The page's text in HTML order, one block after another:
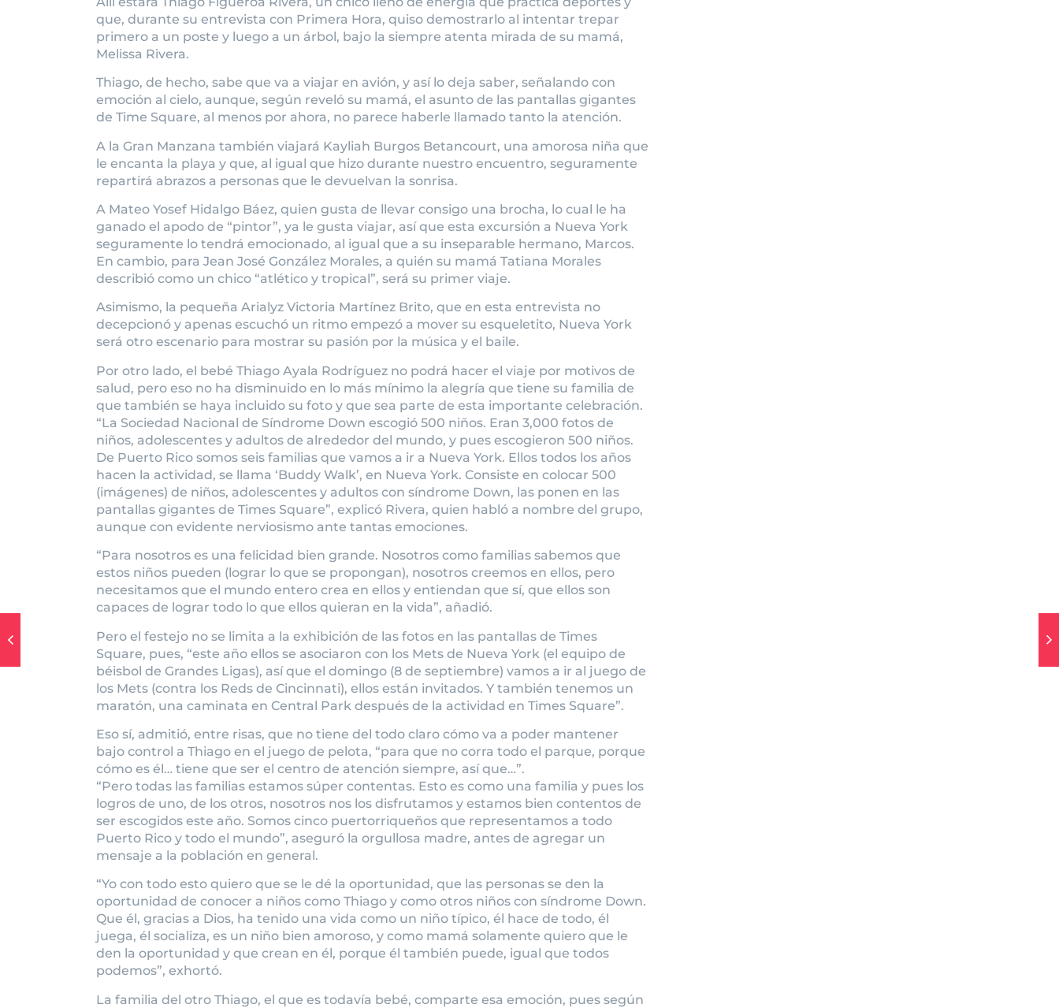
que, durante su entrevista con Primera Hora, quiso demostrarlo al intentar trepar
primero a un poste y luego a un árbol, bajo la siempre atenta mirada de su mamá,
Melissa Rivera.
Thiago, de hecho, sabe que va a viajar en avión, y así lo deja saber, señalando con
emoción al cielo, aunque, según reveló su mamá, el asunto de las pantallas gigantes
de Time Square, al menos por ahora, no parece haberle llamado tanto la atención.
A la Gran Manzana también viajará Kayliah Burgos Betancourt, una amorosa niña que
le encanta la playa y que, al igual que hizo durante nuestro encuentro, seguramente
repartirá abrazos a personas que le devuelvan la sonrisa.
A Mateo Yosef Hidalgo Báez, quien gusta de llevar consigo una brocha, lo cual le ha
ganado el apodo de “pintor”, ya le gusta viajar, así que esta excursión a Nueva York
seguramente lo tendrá emocionado, al igual que a su inseparable hermano, Marcos.
En cambio, para Jean José González Morales, a quién su mamá Tatiana Morales
describió como un chico “atlético y tropical”, será su primer viaje.
Asimismo, la pequeña Arialyz Victoria Martínez Brito, que en esta entrevista no
decepcionó y apenas escuchó un ritmo empezó a mover su esqueletito, Nueva York
será otro escenario para mostrar su pasión por la música y el baile.
Por otro lado, el bebé Thiago Ayala Rodríguez no podrá hacer el viaje por motivos de
salud, pero eso no ha disminuido en lo más mínimo la alegría que tiene su familia de
que también se haya incluido su foto y que sea parte de esta importante celebración.
“La Sociedad Nacional de Síndrome Down escogió 500 niños. Eran 3,000 fotos de
niños, adolescentes y adultos de alrededor del mundo, y pues escogieron 500 niños.
De Puerto Rico somos seis familias que vamos a ir a Nueva York. Ellos todos los años
hacen la actividad, se llama ‘Buddy Walk’, en Nueva York. Consiste en colocar 500
(imágenes) de niños, adolescentes y adultos con síndrome Down, las ponen en las
pantallas gigantes de Times Square”, explicó Rivera, quien habló a nombre del grupo,
aunque con evidente nerviosismo ante tantas emociones.
“Para nosotros es una felicidad bien grande. Nosotros como familias sabemos que
estos niños pueden (lograr lo que se propongan), nosotros creemos en ellos, pero
necesitamos que el mundo entero crea en ellos y entiendan que sí, que ellos son
capaces de lograr todo lo que ellos quieran en la vida”, añadió.
Pero el festejo no se limita a la exhibición de las fotos en las pantallas de Times
Square, pues, “este año ellos se asociaron con los Mets de Nueva York (el equipo de
béisbol de Grandes Ligas), así que el domingo (8 de septiembre) vamos a ir al juego de
los Mets (contra los Reds de Cincinnati), ellos están invitados. Y también tenemos un
maratón, una caminata en Central Park después de la actividad en Times Square”.
Eso sí, admitió, entre risas, que no tiene del todo claro cómo va a poder mantener
bajo control a Thiago en el juego de pelota, “para que no corra todo el parque, porque
cómo es él… tiene que ser el centro de atención siempre, así que…”.
“Pero todas las familias estamos súper contentas. Esto es como una familia y pues los
logros de uno, de los otros, nosotros nos los disfrutamos y estamos bien contentos de
ser escogidos este año. Somos cinco puertorriqueños que representamos a todo
Puerto Rico y todo el mundo”, aseguró la orgullosa madre, antes de agregar un
mensaje a la población en general.
“Yo con todo esto quiero que se le dé la oportunidad, que las personas se den la
oportunidad de conocer a niños como Thiago y como otros niños con síndrome Down.
Que él, gracias a Dios, ha tenido una vida como un niño típico, él hace de todo, él
juega, él socializa, es un niño bien amoroso, y como mamá solamente quiero que le
den la oportunidad y que crean en él, porque él también puede, igual que todos
podemos”, exhortó.
La familia del otro Thiago, el que es todavía bebé, comparte esa emoción, pues según